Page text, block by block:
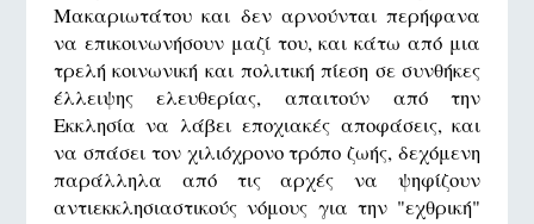
Μακαριωτάτου και δεν αρνούνται περήφανα
να επικοινωνήσουν μαζί του, και κάτω από μια
τρελή κοινωνική και πολιτική πίεση σε συνθήκες
έλλειψης ελευθερίας, απαιτούν από την
Εκκλησία να λάβει εποχιακές αποφάσεις, και
να σπάσει τον χιλιόχρονο τρόπο ζωής, δεχόμενη
παράλληλα από τις αρχές να ψηφίζουν
αντιεκκλησιαστικούς νόμους για την "εχθρική"